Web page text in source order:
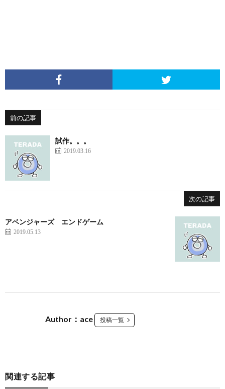
前の記事
試作。。。
2019.03.16
次の記事
アベンジャーズ エンドゲーム
2019.05.13
Author：ace 投稿一覧
関連する記事